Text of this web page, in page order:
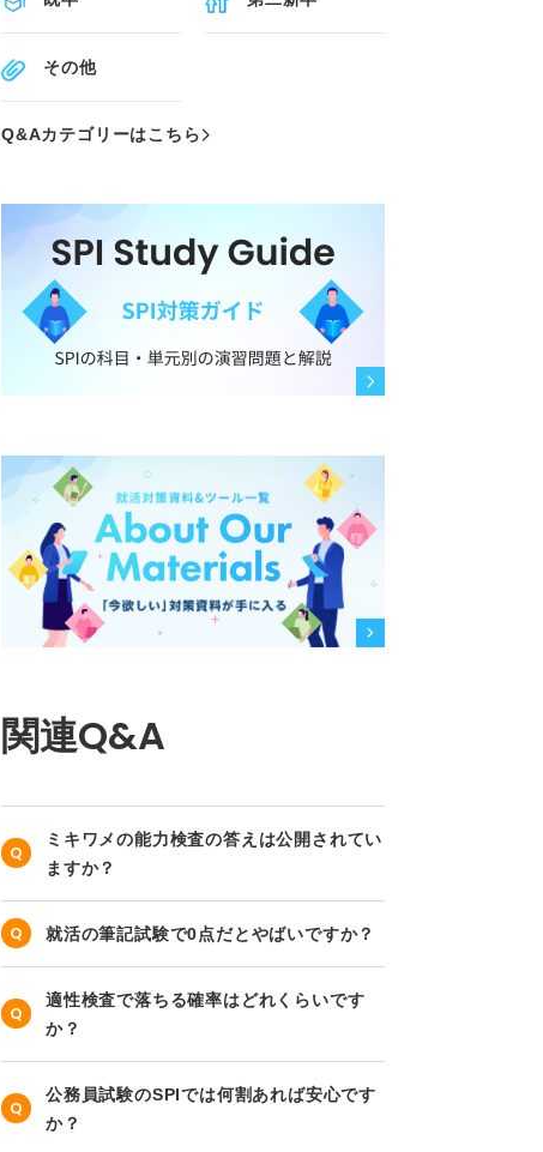
その他
Q&Aカテゴリーはこちら
関連Q&A
ミキワメの能力検査の答えは公開されてい
ますか？
就活の筆記試験で0点だとやばいですか？
適性検査で落ちる確率はどれくらいです
か？
公務員試験のSPIでは何割あれば安心です
か？